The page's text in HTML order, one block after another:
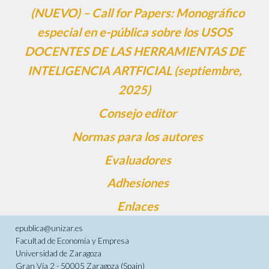
(NUEVO) – Call for Papers: Monográfico
especial en e-pública sobre los USOS
DOCENTES DE LAS HERRAMIENTAS DE
INTELIGENCIA ARTFICIAL (septiembre,
2025)
Consejo editor
Normas para los autores
Evaluadores
Adhesiones
Enlaces
epublica@unizar.es
Facultad de Economía y Empresa
Universidad de Zaragoza
Gran Vía 2 - 50005 Zaragoza (Spain)